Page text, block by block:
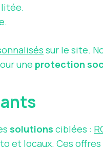
sur le site.
une protection
solutions ciblées :
et locaux. Ces